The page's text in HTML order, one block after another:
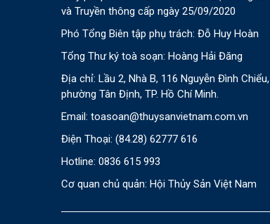
và Truyền thông cấp ngày 25/09/2020
Phó Tổng Biên tập phụ trách: Đỗ Huy Hoàn
Tổng Thư ký toà soạn: Hoàng Hải Đăng
Địa chỉ: Lầu 2, Nhà B, 116 Nguyễn Đình Chiểu,
phường Tân Định, TP. Hồ Chí Minh.
Email: toasoan@thuysanvietnam.com.vn
Điện Thoại: (84.28) 62777 616
Hotline: 0836 615 993
Cơ quan chủ quản: Hội Thủy Sản Việt Nam